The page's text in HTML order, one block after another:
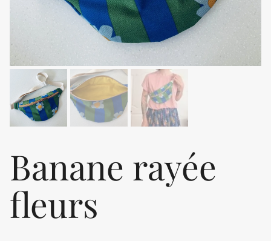
Banane rayée
fleurs